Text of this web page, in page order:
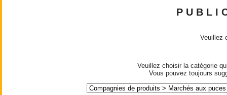
P U B L I
Veuillez
Veuillez choisir la catégorie
Vous pouvez toujours